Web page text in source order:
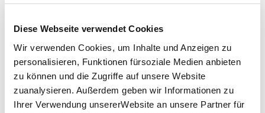
Diese Webseite verwendet Cookies
Wir verwenden Cookies, um Inhalte und Anzeigen zu
personalisieren, Funktionen fürsoziale Medien anbieten
zu können und die Zugriffe auf unsere Website
zuanalysieren. Außerdem geben wir Informationen zu
Ihrer Verwendung unsererWebsite an unsere Partner für
11:00 - 19:00
Samstag
11:00 - 19:00
Sonntag
-